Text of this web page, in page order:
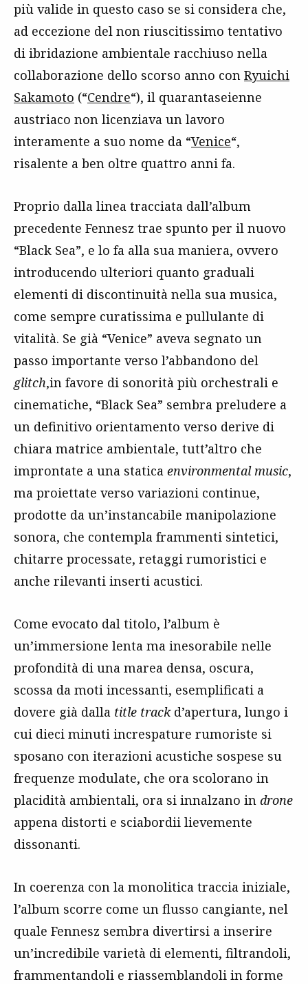
più valide in questo caso se si considera che,
ad eccezione del non riuscitissimo tentativo
di ibridazione ambientale racchiuso nella
collaborazione dello scorso anno con Ryuichi
Sakamoto (“Cendre“), il quarantaseienne
austriaco non licenziava un lavoro
interamente a suo nome da “Venice“,
risalente a ben oltre quattro anni fa.
Proprio dalla linea tracciata dall’album
precedente Fennesz trae spunto per il nuovo
“Black Sea”, e lo fa alla sua maniera, ovvero
introducendo ulteriori quanto graduali
elementi di discontinuità nella sua musica,
come sempre curatissima e pullulante di
vitalità. Se già “Venice” aveva segnato un
passo importante verso l’abbandono del
glitch,in favore di sonorità più orchestrali e
cinematiche, “Black Sea” sembra preludere a
un definitivo orientamento verso derive di
chiara matrice ambientale, tutt’altro che
improntate a una statica environmental music,
ma proiettate verso variazioni continue,
prodotte da un’instancabile manipolazione
sonora, che contempla frammenti sintetici,
chitarre processate, retaggi rumoristici e
anche rilevanti inserti acustici.
Come evocato dal titolo, l’album è
un’immersione lenta ma inesorabile nelle
profondità di una marea densa, oscura,
scossa da moti incessanti, esemplificati a
dovere già dalla title trackd’apertura, lungo i
cui dieci minuti increspature rumoriste si
sposano con iterazioni acustiche sospese su
frequenze modulate, che ora scolorano in
placidità ambientali, ora si innalzano in drone
appena distorti e sciabordii lievemente
dissonanti.
In coerenza con la monolitica traccia iniziale,
l’album scorre come un flusso cangiante, nel
quale Fennesz sembra divertirsi a inserire
un’incredibile varietà di elementi, filtrandoli,
frammentandoli e riassemblandoli in forme